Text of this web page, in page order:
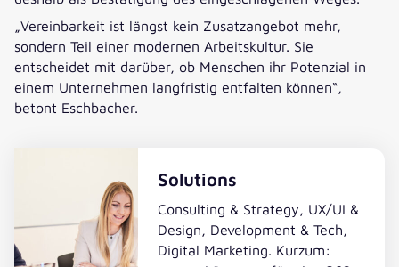
„Vereinbarkeit ist längst kein Zusatzangebot mehr,
sondern Teil einer modernen Arbeitskultur. Sie
entscheidet mit darüber, ob Menschen ihr Potenzial in
einem Unternehmen langfristig entfalten können“,
betont Eschbacher.
Solutions
Consulting & Strategy, UX/UI &
Design, Development & Tech,
Digital Marketing. Kurzum: